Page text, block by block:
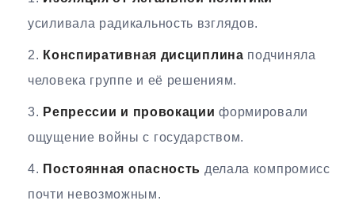
усиливала радикальность взглядов.
Конспиративная дисциплина подчиняла
человека группе и её решениям.
Репрессии и провокации формировали
ощущение войны с государством.
Постоянная опасность делала компромисс
почти невозможным.